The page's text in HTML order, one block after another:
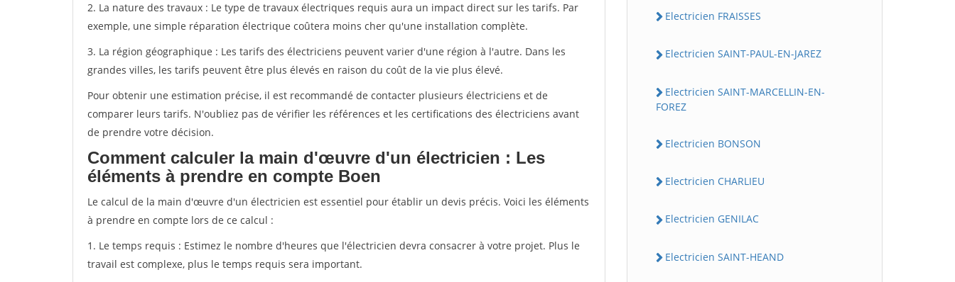
2. La nature des travaux : Le type de travaux électriques requis aura un impact direct sur les tarifs. Par
exemple, une simple réparation électrique coûtera moins cher qu'une installation complète.
3. La région géographique : Les tarifs des électriciens peuvent varier d'une région à l'autre. Dans les
grandes villes, les tarifs peuvent être plus élevés en raison du coût de la vie plus élevé.
Pour obtenir une estimation précise, il est recommandé de contacter plusieurs électriciens et de
comparer leurs tarifs. N'oubliez pas de vérifier les références et les certifications des électriciens avant
de prendre votre décision.
Comment calculer la main d'œuvre d'un électricien : Les
éléments à prendre en compte Boen
Le calcul de la main d'œuvre d'un électricien est essentiel pour établir un devis précis. Voici les éléments
à prendre en compte lors de ce calcul :
1. Le temps requis : Estimez le nombre d'heures que l'électricien devra consacrer à votre projet. Plus le
travail est complexe, plus le temps requis sera important.
Electricien FRAISSES
Electricien SAINT-PAUL-EN-JAREZ
Electricien SAINT-MARCELLIN-EN-
FOREZ
Electricien BONSON
Electricien CHARLIEU
Electricien GENILAC
Electricien SAINT-HEAND